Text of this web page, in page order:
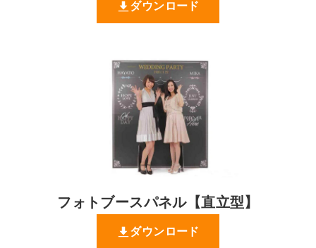
ダウンロード
フォトブースパネル【直立型】
ダウンロード